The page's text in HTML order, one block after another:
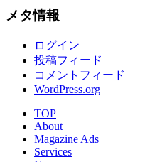
メタ情報
ログイン
投稿フィード
コメントフィード
WordPress.org
TOP
About
Magazine Ads
Services